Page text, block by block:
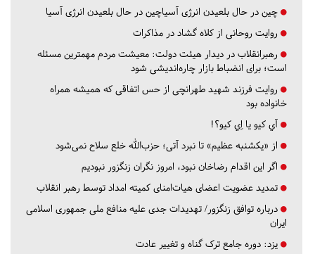
چین در حال بلعیدن انرژی آسیاچین در حال بلعیدن انرژی آسیا
روایت روحانی از کلاه گشاد در مذاکرات
رهبرانقلاب در دیدار هیئت دولت: معیشت مردم مهمترین مسئله
است؛ برای انضباط بازار چاره‌اندیشی شود
روایت فرزند شهید طهرانچی از حس اتفاقی که همیشه همراه
خانواده بود
آي كيو يا اِي كيو؟!
از «یکشنبه عظیم» تا نبرد آتی؛ حزب‌الله خلع سلاح نمی‌شود
اگر این اقدام رضاخان نبود، امروز نگران زنگزور نبودیم
تمدید عضویت اعضای هیات‌امنای کمیته امداد توسط رهبر انقلاب
درباره توافق زنگزور/ تهدیدات جدی علیه منافع ملی جمهوری اسلامی
ایران
یزد: دوره جامع ترک گناه و تغییر عادت